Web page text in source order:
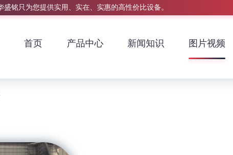
盛铭只为您提供实用、实在、实惠的高性价比设备。
首页 产品中心 新闻知识 图片视频